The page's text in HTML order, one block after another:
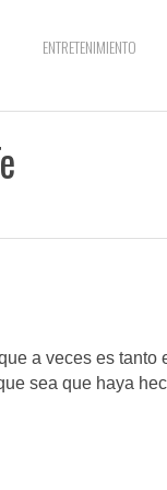
ENTRETENIMIENTO
a veces es tanto
sea que haya